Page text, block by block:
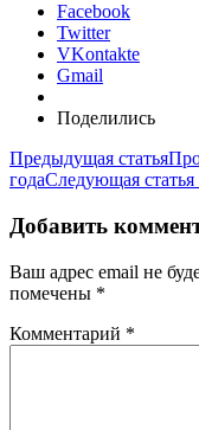
Facebook
Twitter
VKontakte
Gmail
Поделились
Предыдущая статья
годаСледующая статья
Добавить
Ваш адрес email не
помечены *
Комментарий *